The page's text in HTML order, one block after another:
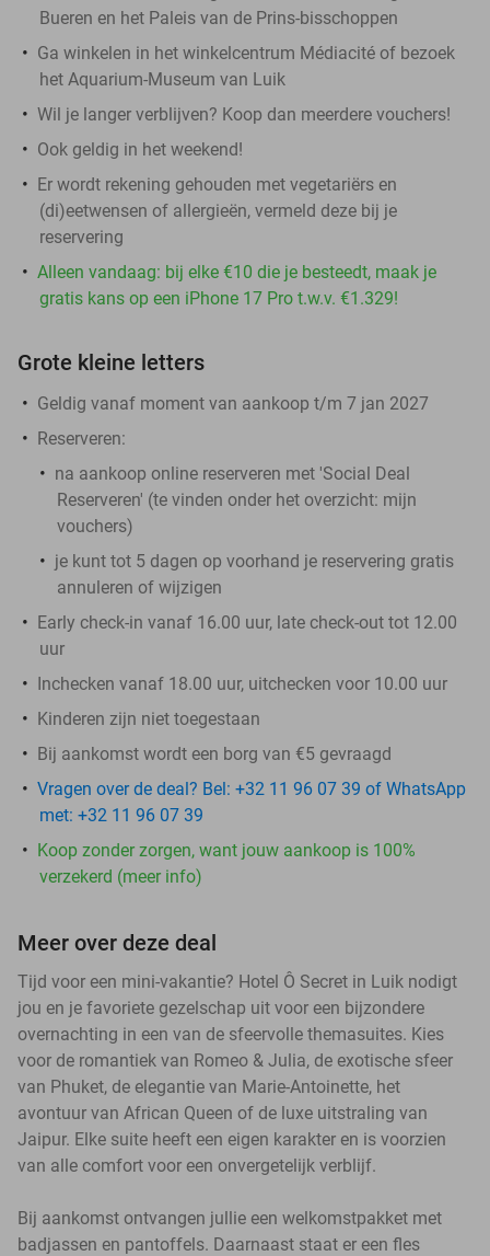
Bueren en het Paleis van de Prins-bisschoppen
Ga winkelen in het winkelcentrum Médiacité of bezoek
het Aquarium-Museum van Luik
Wil je langer verblijven? Koop dan meerdere vouchers!
Ook geldig in het weekend!
Er wordt rekening gehouden met vegetariërs en
(di)eetwensen of allergieën, vermeld deze bij je
reservering
Alleen vandaag: bij elke €10 die je besteedt, maak je
gratis kans op een iPhone 17 Pro t.w.v. €1.329!
Grote kleine letters
Geldig vanaf moment van aankoop t/m 7 jan 2027
Reserveren:
na aankoop online reserveren met 'Social Deal
Reserveren' (te vinden onder het overzicht: mijn
vouchers)
je kunt tot 5 dagen op voorhand je reservering gratis
annuleren of wijzigen
Early check-in vanaf 16.00 uur, late check-out tot 12.00
uur
Inchecken vanaf 18.00 uur, uitchecken voor 10.00 uur
Kinderen zijn niet toegestaan
Bij aankomst wordt een borg van €5 gevraagd
Vragen over de deal? Bel: +32 11 96 07 39 of WhatsApp
met: +32 11 96 07 39
Koop zonder zorgen, want jouw aankoop is 100%
verzekerd (meer info)
Meer over deze deal
Tijd voor een mini-vakantie? Hotel Ô Secret in Luik nodigt
jou en je favoriete gezelschap uit voor een bijzondere
overnachting in een van de sfeervolle themasuites. Kies
voor de romantiek van Romeo & Julia, de exotische sfeer
van Phuket, de elegantie van Marie-Antoinette, het
avontuur van African Queen of de luxe uitstraling van
Jaipur. Elke suite heeft een eigen karakter en is voorzien
van alle comfort voor een onvergetelijk verblijf.
Bij aankomst ontvangen jullie een welkomstpakket met
badjassen en pantoffels. Daarnaast staat er een fles